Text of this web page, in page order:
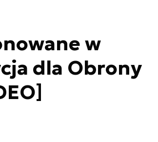
w
dla Obrony